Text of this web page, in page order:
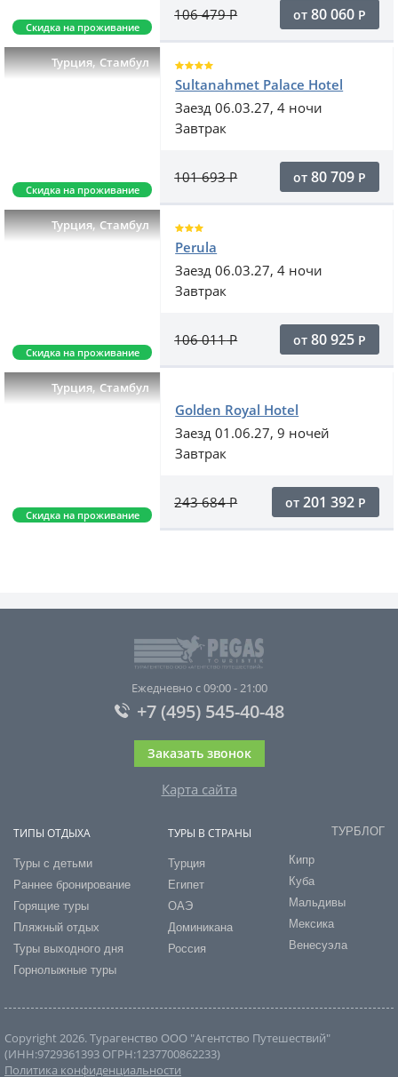
Скидка на проживание
106 479Р от 80 060 Р
Турция,Стамбул
Скидка на проживание
Sultanahmet Palace Hotel
Заезд 06.03.27, 4 ночи
Завтрак
101 693Р от 80 709 Р
Турция,Стамбул
Скидка на проживание
Perula
Заезд 06.03.27, 4 ночи
Завтрак
106 011Р от 80 925 Р
Турция,Стамбул
Скидка на проживание
Golden Royal Hotel
Заезд 01.06.27, 9 ночей
Завтрак
243 684Р от 201 392 Р
Ежедневно с 09:00 - 21:00
+7 (495) 545-40-48
Заказать звонок
Карта сайта
ТИПЫ ОТДЫХА
Туры с детьми
Раннее бронирование
Горящие туры
Пляжный отдых
Туры выходного дня
Горнолыжные туры
ТУРЫ В СТРАНЫ
Турция
Египет
ОАЭ
Доминикана
Россия
ТУРБЛОГ
Кипр
Куба
Мальдивы
Мексика
Венесуэла
Copyright 2026. Турагенство ООО "Агентство Путешествий"
(ИНН:9729361393 ОГРН:1237700862233)
Политика конфиденциальности